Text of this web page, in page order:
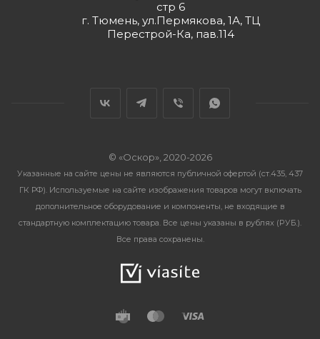
стр 6
г. Тюмень, ул.Пермякова, 1А, ТЦ
Перестрой-Ка, пав.114
© «Оскор», 2020-2026
Указанные на сайте цены не являются публичной офертой (ст.435, 437
ГК РФ). Используемые на сайте изображения товаров могут включать
дополнительное оборудование и компоненты, не входящие в
стандартную комплектацию товара. Все цены указаны в рублях (PУБ.).
Все права сохранены.